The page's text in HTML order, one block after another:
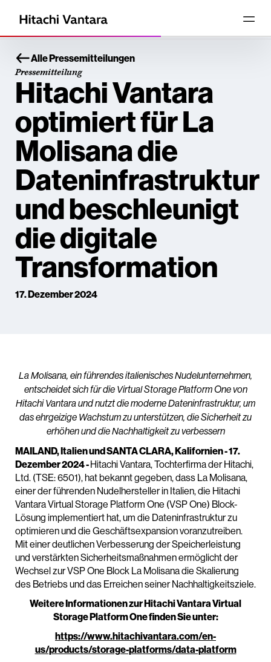
Alle Pressemitteilungen
Pressemitteilung
Hitachi Vantara
optimiert für La
Molisana die
Dateninfrastruktur
und beschleunigt
die digitale
Transformation
17. Dezember 2024
La Molisana, ein führendes italienisches Nudelunternehmen,
entscheidet sich für die Virtual Storage Platform One von
Hitachi Vantara und nutzt die moderne Dateninfrastruktur, um
das ehrgeizige Wachstum zu unterstützen, die Sicherheit zu
erhöhen und die Nachhaltigkeit zu verbessern
MAILAND, Italien und SANTA CLARA, Kalifornien - 17.
Dezember 2024-Hitachi Vantara, Tochterfirma der Hitachi,
Ltd. (TSE: 6501), hat bekannt gegeben, dass La Molisana,
einer der führenden Nudelhersteller in Italien, die Hitachi
Vantara Virtual Storage Platform One (VSP One) Block-
Lösung implementiert hat, um die Dateninfrastruktur zu
optimieren und die Geschäftsexpansion voranzutreiben.
Mit einer deutlichen Verbesserung der Speicherleistung
und verstärkten Sicherheitsmaßnahmen ermöglicht der
Wechsel zur VSP One Block La Molisana die Skalierung
des Betriebs und das Erreichen seiner Nachhaltigkeitsziele.
Weitere Informationen zur Hitachi Vantara Virtual
Storage Platform One finden Sie unter:
https://www.hitachivantara.com/en-
us/products/storage-platforms/data-platform